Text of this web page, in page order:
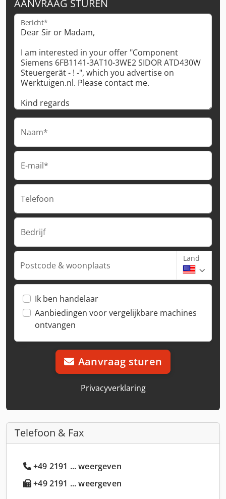
AANVRAAG STUREN
Bericht*
Naam*
E-mail*
Telefoon
Bedrijf
Postcode & woonplaats
Land
Ik ben handelaar
Aanbiedingen voor vergelijkbare machines
ontvangen
Aanvraag sturen
Privacyverklaring
Telefoon & Fax
+49 2191 ... weergeven
+49 2191 ... weergeven